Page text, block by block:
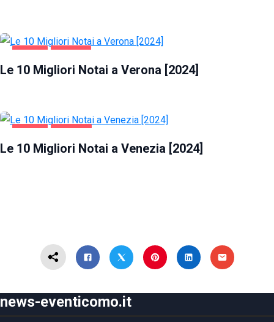
Le 10 Migliori Notai a Verona [2024]
Le 10 Migliori Notai a Venezia [2024]
news-eventicomo.it